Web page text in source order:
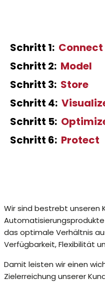
Schritt 1: Connect
Schritt 2: Model
Schritt 3: Store
Schritt 4:
Schritt 5:
Schritt 6: Protect
Wir sind bestrebt unseren
das optimale Verhältnis
Verfügbarkeit, Flexibilität
Damit leisten wir einen
Zielerreichung unserer